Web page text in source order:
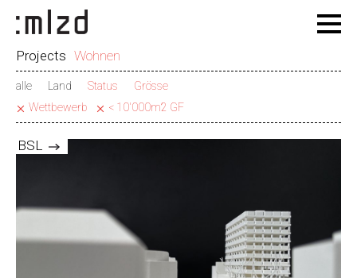
Projects Wohnen
alle Land Status
Grösse
Wettbewerb
< 10'000m2 GF
BSL